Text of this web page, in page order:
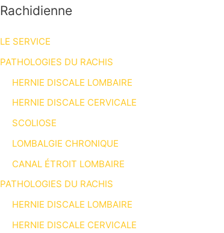
Rachidienne
LE SERVICE
PATHOLOGIES DU RACHIS
HERNIE DISCALE LOMBAIRE
HERNIE DISCALE CERVICALE
SCOLIOSE
LOMBALGIE CHRONIQUE
CANAL ÉTROIT LOMBAIRE
PATHOLOGIES DU RACHIS
HERNIE DISCALE LOMBAIRE
HERNIE DISCALE CERVICALE